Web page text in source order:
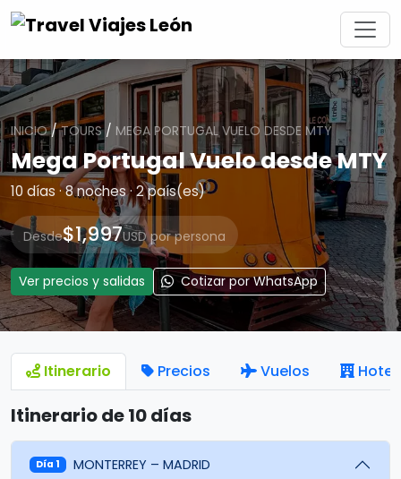
INICIO/TOURS/ MEGA PORTUGAL VUELO DESDE MTY
Mega Portugal Vuelo desde MTY
10 días · 8 noches · 2 país(es)
Desde$1,997USD por persona
Ver precios y salidas Cotizar por WhatsApp
Itinerario Precios Vuelos
Itinerario de 10 días
Día 1 MONTERREY – MADRID